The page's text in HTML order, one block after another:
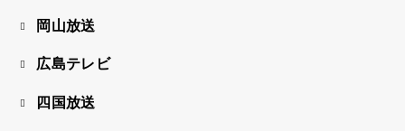
岡山放送
広島テレビ
四国放送